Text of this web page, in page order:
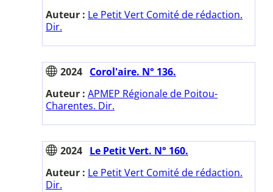
Auteur : Le Petit Vert Comité de rédaction.
Dir.
2024 Corol'aire. N° 136.
Auteur : APMEP Régionale de Poitou-
Charentes. Dir.
2024 Le Petit Vert. N° 160.
Auteur : Le Petit Vert Comité de rédaction.
Dir.